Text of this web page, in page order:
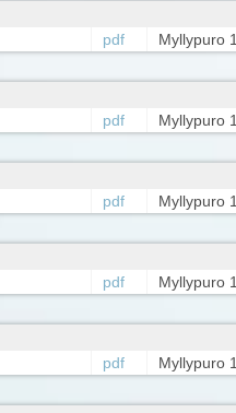
pdf Myllypuro 1
pdf Myllypuro 1
pdf Myllypuro 1
pdf Myllypuro 1
pdf Myllypuro 1